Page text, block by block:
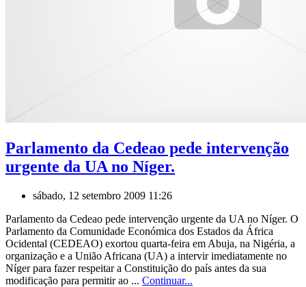
Parlamento da Cedeao pede intervenção
urgente da UA no Níger.
sábado, 12 setembro 2009 11:26
Parlamento da Cedeao pede intervenção urgente da UA no Níger. O
Parlamento da Comunidade Económica dos Estados da África
Ocidental (CEDEAO) exortou quarta-feira em Abuja, na Nigéria, a
organização e a União Africana (UA) a intervir imediatamente no
Níger para fazer respeitar a Constituição do país antes da sua
modificação para permitir ao ... Continuar...